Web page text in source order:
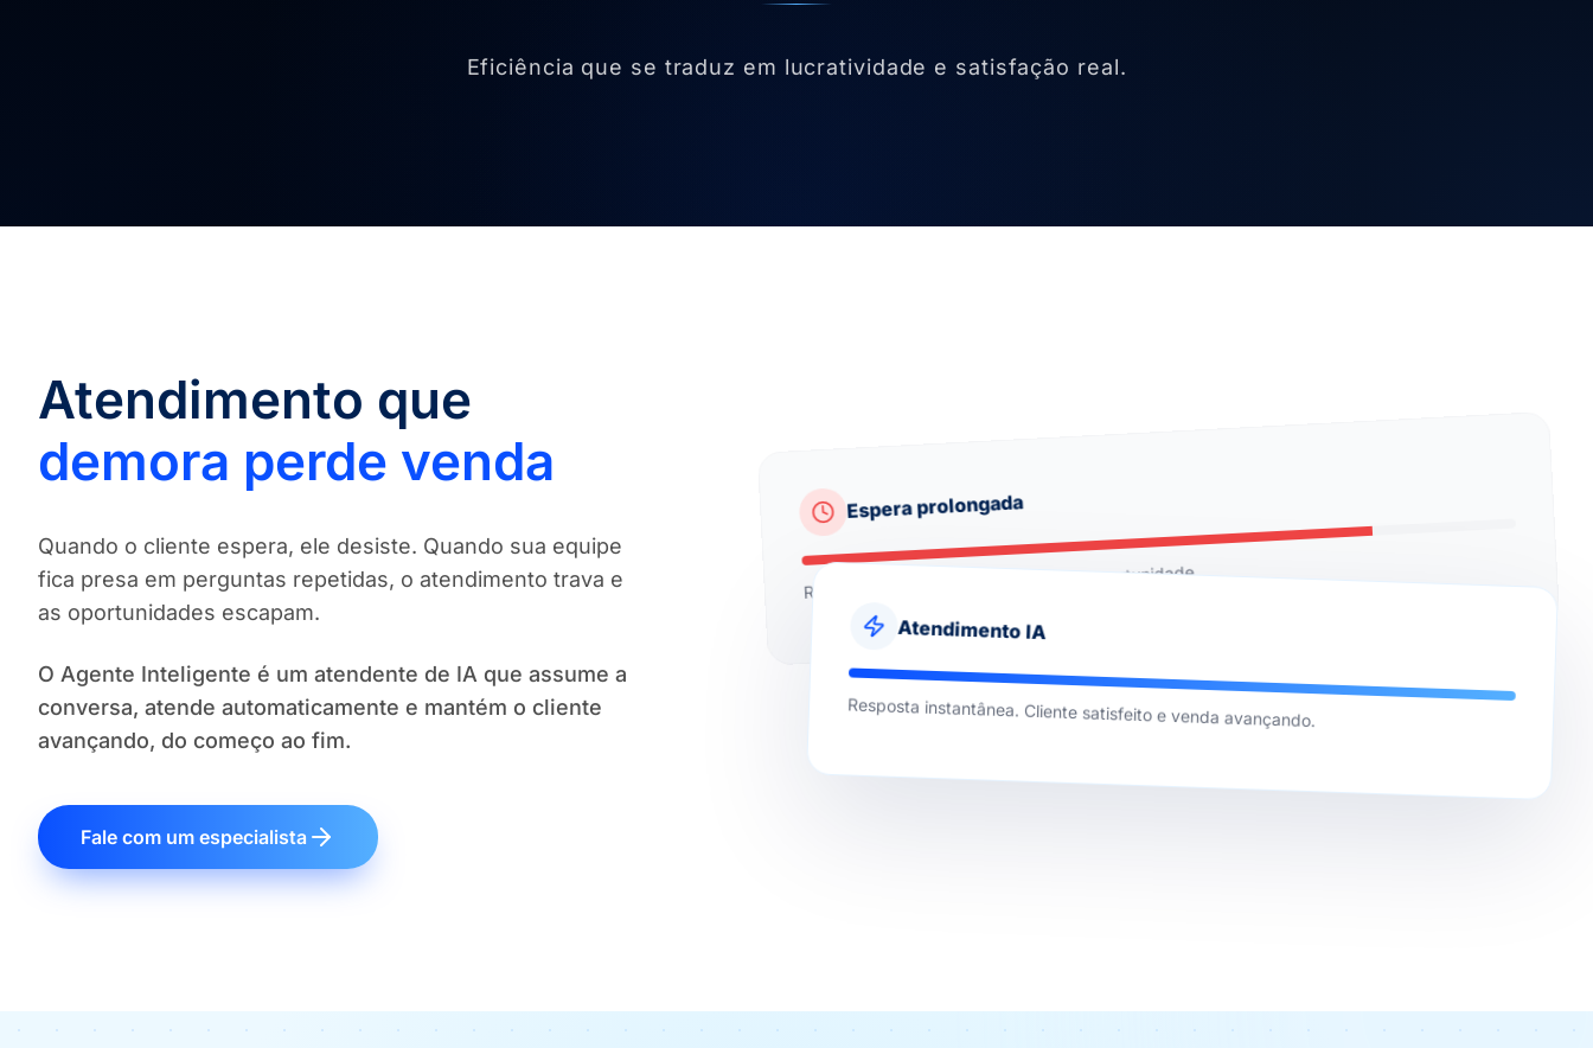
Eficiência que se traduz em lucratividade e satisfação real.
Atendimento que
demora perde venda
Quando o cliente espera, ele desiste. Quando sua equipe
fica presa em perguntas repetidas, o atendimento trava e
as oportunidades escapam.
O Agente Inteligente é um atendente de IA que assume a
conversa, atende automaticamente e mantém o cliente
avançando, do começo ao fim.
Fale com um especialista
Espera prolongada
Risco alto de desistência e perda de oportunidade.
Atendimento IA
Resposta instantânea. Cliente satisfeito e venda avançando.